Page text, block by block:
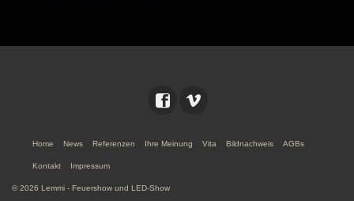
Home News Referenzen Ihre Meinung Vita Bildnachweis AGBs
Kontakt Impressum
© 2026 Lemmi - Feuershow und LED-Show